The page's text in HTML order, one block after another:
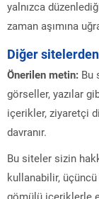
yalnızca
zaman aşımına
Diğer
Önerilen metin: Bu
görseller, yazılar
içerikler, ziyaretçi
davranır.
Bu siteler sizin
kullanabilir,
gömülü içeriklerle